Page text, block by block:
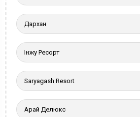
Дархан
Інжу Ресорт
Saryagash Resort
Арай Делюкс